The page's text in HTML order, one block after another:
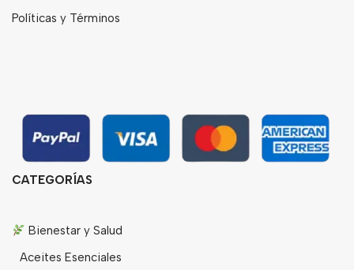
Políticas y Términos
CATEGORÍAS
Bienestar y Salud
Aceites Esenciales